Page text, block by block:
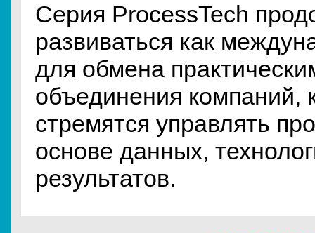
Серия ProcessTech
развиваться как
для обмена
объединения компаний,
стремятся управлять
основе данных,
результатов.